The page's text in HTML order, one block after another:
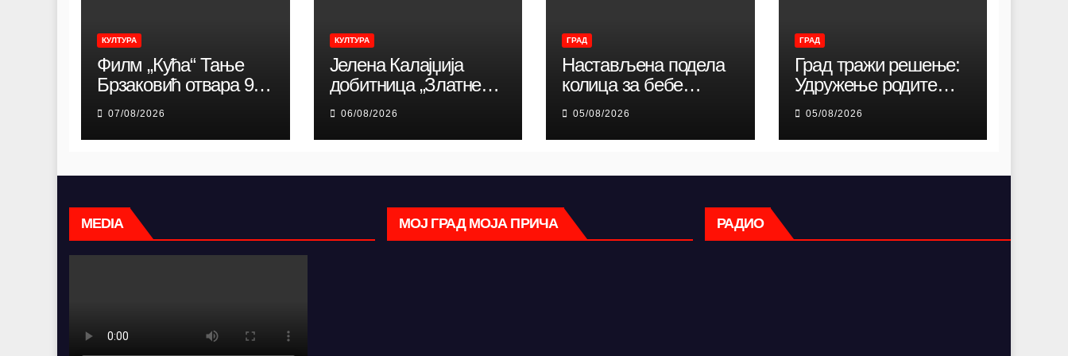
КУЛТУРА
Филм „Кућа“ Тање
Брзаковић отвара 9.
Дунав Филм Фест:
Снажна породична
драма о идентитету,
07/08/2026
КУЛТУРА
Јелена Калајџија
добитница „Златне
струне“ Смедеревске
песничке јесени
06/08/2026
ГРАД
Настављена подела
колица за бебе
рођене у 2026. години
05/08/2026
ГРАД
Град тражи решење:
Удружење родитеља
деце и омладине са
хендикепом без
просторија већ 12
05/08/2026
MEDIA МОЈ ГРАД МОЈА ПРИЧА РАДИО